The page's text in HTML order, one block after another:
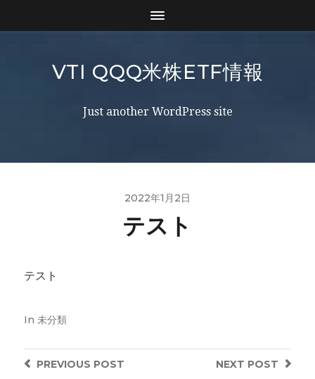
VTI QQQ米株ETF情報
Just another WordPress site
2022年1月2日
テスト
テスト
In 未分類
NEXT POST
PREVIOUS POST